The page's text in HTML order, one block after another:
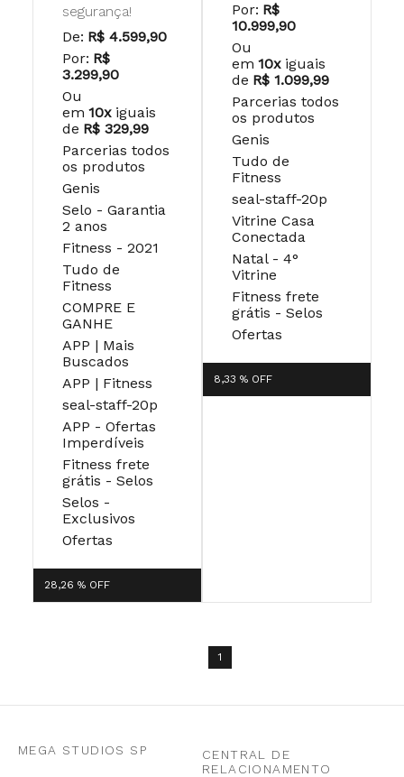
segurança!
De: R$ 4.599,90
Por: R$
3.299,90
Ou
em 10x iguais
de R$ 329,99
Parcerias todos
os produtos
Genis
Selo - Garantia
2 anos
Fitness - 2021
Tudo de
Fitness
COMPRE E
GANHE
APP | Mais
Buscados
APP | Fitness
seal-staff-20p
APP - Ofertas
Imperdíveis
Fitness frete
grátis - Selos
Selos -
Exclusivos
Ofertas
28,26 % OFF
Por: R$
10.999,90
Ou
em 10x iguais
de R$ 1.099,99
Parcerias todos
os produtos
Genis
Tudo de
Fitness
seal-staff-20p
Vitrine Casa
Conectada
Natal - 4°
Vitrine
Fitness frete
grátis - Selos
Ofertas
8,33 % OFF
1
MEGA STUDIOS SP
CENTRAL DE
RELACIONAMENTO